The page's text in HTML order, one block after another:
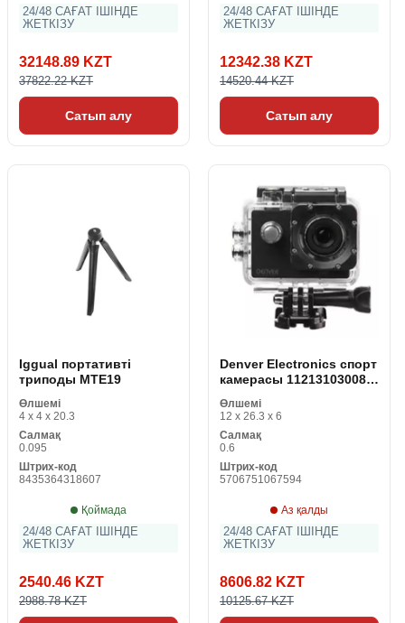
24/48 САҒАТ ІШІНДЕ
ЖЕТКІЗУ
32148.89 KZT
37822.22 KZT
Сатып алу
24/48 САҒАТ ІШІНДЕ
ЖЕТКІЗУ
12342.38 KZT
14520.44 KZT
Сатып алу
Iggual портативті
триподы MTE19
Өлшемі
4 x 4 x 20.3
Салмақ
0.095
Штрих-код
8435364318607
Қоймада
24/48 САҒАТ ІШІНДЕ
ЖЕТКІЗУ
2540.46 KZT
2988.78 KZT
Denver Electronics спорт
камерасы 112131030080
Өлшемі
12 x 26.3 x 6
Салмақ
0.6
Штрих-код
5706751067594
Аз қалды
24/48 САҒАТ ІШІНДЕ
ЖЕТКІЗУ
8606.82 KZT
10125.67 KZT